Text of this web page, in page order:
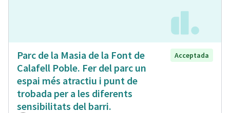
Parc de la Masia de la Font de
Calafell Poble. Fer del parc un
espai més atractiu i punt de
trobada per a les diferents
sensibilitats del barri.
Acceptada